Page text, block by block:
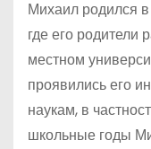
Михаил родился
где его родители
местном
проявились его
наукам, в
школьные годы